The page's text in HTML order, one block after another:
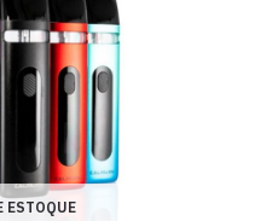
ESTOQUE